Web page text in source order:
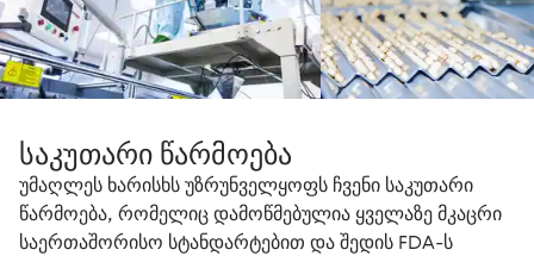
საკუთარი წარმოება
უმაღლეს ხარისხს უზრუნველყოფს ჩვენი საკუთარი
წარმოება, რომელიც დამოწმებულია ყველაზე მკაცრი
საერთაშორისო სტანდარტებით და შედის FDA-ს